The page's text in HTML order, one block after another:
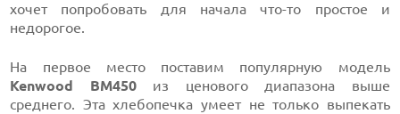
хочет попробовать для начала что-то простое и
недорогое.
На первое место поставим популярную модель
Kenwood BM450из ценового диапазона выше
среднего. Эта хлебопечка умеет не только выпекать